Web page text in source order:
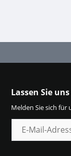
Lassen Sie
Melden Sie sich für